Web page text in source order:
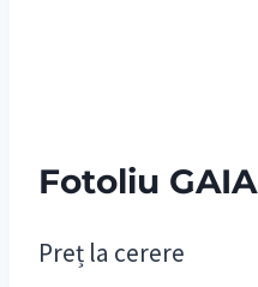
Fotoliu GAIA
Preț la cerere